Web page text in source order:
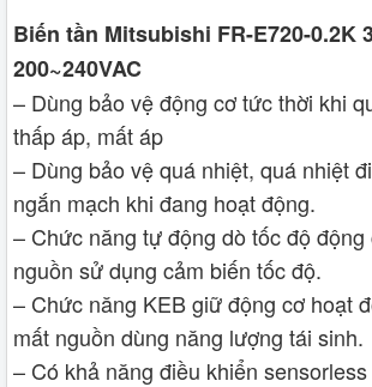
Biến tần Mitsubishi FR-E720-0.2K
200~240VAC
– Dùng bảo vệ động cơ tức thời khi
thấp áp, mất áp
– Dùng bảo vệ quá nhiệt, quá nhiệt
ngắn mạch khi đang hoạt động.
– Chức năng tự động dò tốc độ động
nguồn sử dụng cảm biến tốc độ.
– Chức năng KEB giữ động cơ hoạt
mất nguồn dùng năng lượng tái sinh.
– Có khả năng điều khiển